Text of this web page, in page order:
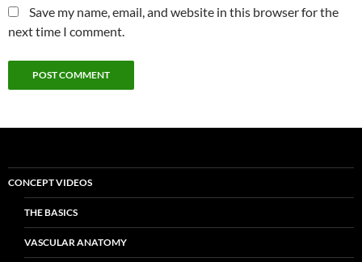
Save my name, email, and website in this browser for the
next time I comment.
CONCEPT VIDEOS
THE BASICS
VASCULAR ANATOMY